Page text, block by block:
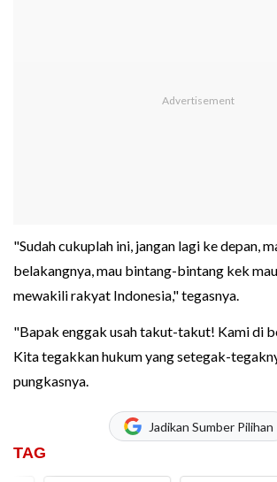
"Sudah cukuplah ini, jangan lagi ke depan,
belakangnya, mau bintang-bintang kek
mewakili rakyat Indonesia," tegasnya.
"Bapak enggak usah takut-takut! Kami di
Kita tegakkan hukum yang setegak-
pungkasnya.
Jadikan Sumber Pilihan
TAG